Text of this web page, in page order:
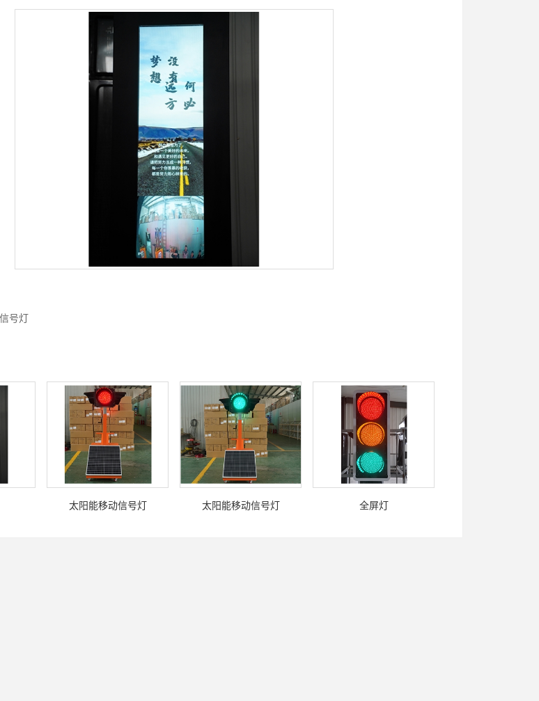
号灯
太阳能移动信号灯 太阳能移动信号灯 全屏灯